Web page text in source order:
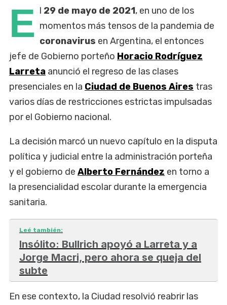
E l 29 de mayo de 2021, en uno de los
momentos más tensos de la pandemia de
coronavirus en Argentina, el entonces
jefe de Gobierno porteño Horacio Rodríguez
Larreta anunció el regreso de las clases
presenciales en la Ciudad de Buenos Aires tras
varios días de restricciones estrictas impulsadas
por el Gobierno nacional.
La decisión marcó un nuevo capítulo en la disputa
política y judicial entre la administración porteña
y el gobierno de Alberto Fernández en torno a
la presencialidad escolar durante la emergencia
sanitaria.
Leé también:
Insólito: Bullrich apoyó a Larreta y a
Jorge Macri, pero ahora se queja del
subte
En ese contexto, la Ciudad resolvió reabrir las